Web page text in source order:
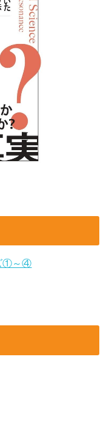
①～④